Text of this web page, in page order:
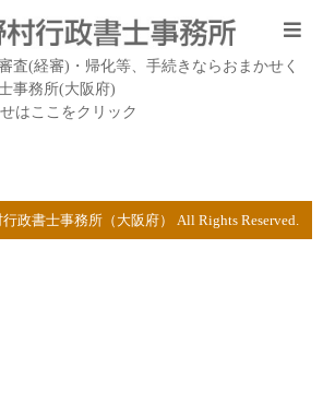
査(経審)・帰化等、手続きならおまかせく
事務所(大阪府)
はここをクリック
政書士事務所（大阪府） All Rights Reserved.